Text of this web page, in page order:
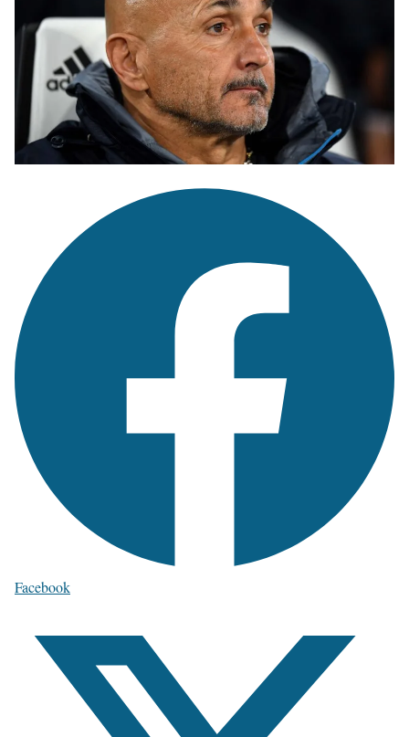
Facebook